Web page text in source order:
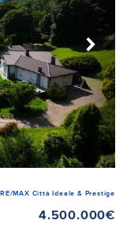
RE/MAX Città Ideale & Prestige
4.500.000€